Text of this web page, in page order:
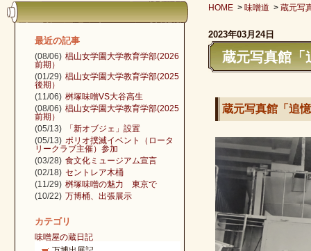
HOME > 味噌道 > 蔵元写
2023年03月24日
蔵元写真館「
蔵元写真館「追
最近の記事
(08/06) 椙山女学園大学教育学部(2026
前期）
(01/29) 椙山女学園大学教育学部(2025
後期）
(11/06) 桝塚味噌VS大谷高生
(08/06) 椙山女学園大学教育学部(2025
前期）
(05/13)
「新オブジェ」設置
(05/13) ポリオ撲滅イベント（ロータ
リークラブ主催）参加
(03/28) 食文化ミュージアム宣言
(02/18) セントレア木桶
(11/29) 桝塚味噌の魅力 東京で
(10/22) 万博桶、出張展示
カテゴリ
味噌屋の蔵日記